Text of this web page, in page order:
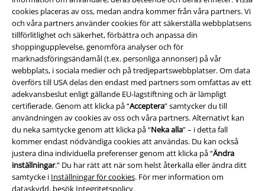
cookies placeras av oss, medan andra kommer från våra partners. Vi
och våra partners använder cookies för att säkerställa webbplatsens
tillförlitlighet och säkerhet, förbättra och anpassa din
shoppingupplevelse, genomföra analyser och för
marknadsföringsändamål (t.ex. personliga annonser) på vår
webbplats, i sociala medier och på tredjepartswebbplatser. Om data
överförs till USA delas den endast med partners som omfattas av ett
adekvansbeslut enligt gällande EU-lagstiftning och är lämpligt
certifierade. Genom att klicka på “Acceptera” samtycker du till
användningen av cookies av oss och våra partners. Alternativt kan
du neka samtycke genom att klicka på “Neka alla” – i detta fall
kommer endast nödvändiga cookies att användas. Du kan också
justera dina individuella preferenser genom att klicka på “Ändra
inställningar.” Du har rätt att när som helst återkalla eller ändra ditt
samtycke i Inställningar för cookies. För mer information om
dataskydd, besök Integritetspolicy.
Juridisk information/Villkor
Villkor
Om oss
Ladda ner villkoren
Avfallshantering och miljöskydd